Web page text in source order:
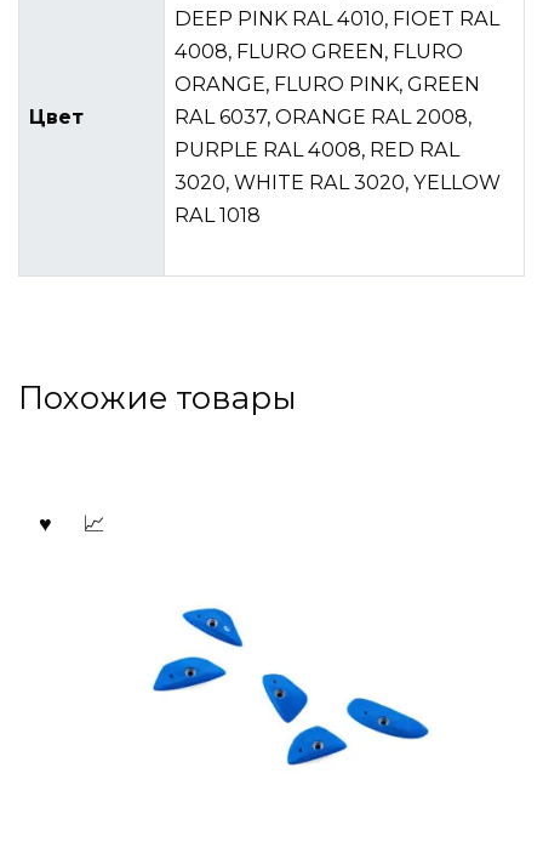
Цвет
DEEP PINK RAL 4010, FIOET RAL
4008, FLURO GREEN, FLURO
ORANGE, FLURO PINK, GREEN
RAL 6037, ORANGE RAL 2008,
PURPLE RAL 4008, RED RAL
3020, WHITE RAL 3020, YELLOW
RAL 1018
Похожие товары